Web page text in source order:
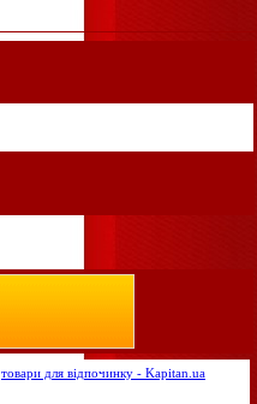
товари для відпочинку - Kapitan.ua